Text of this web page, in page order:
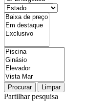
Procurar Limpar
Partilhar pesquisa